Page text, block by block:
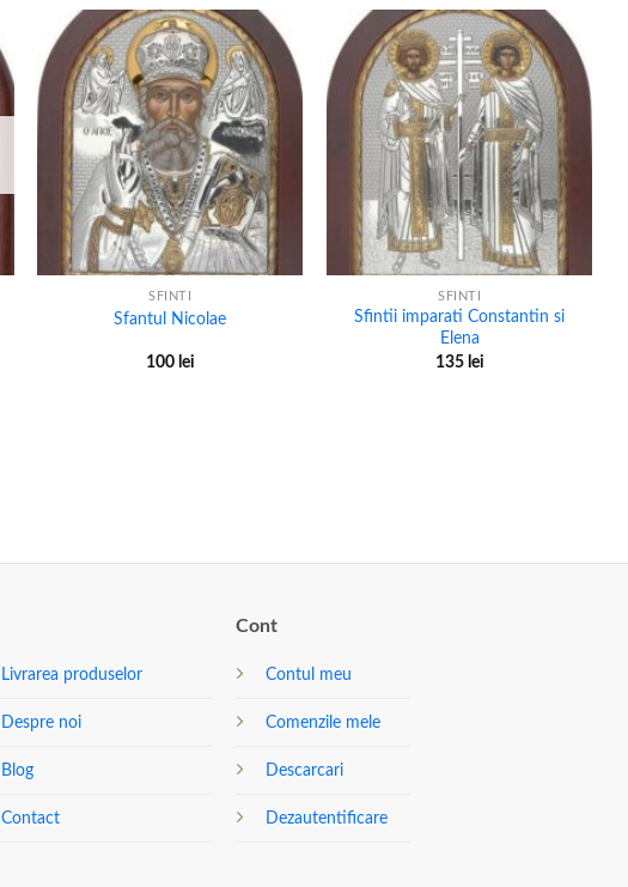
+
SFINTI
Sfantul Nicolae
100 lei
+
SFINTI
Sfintii imparati Constantin si
Elena
135 lei
Livrarea produselor
Despre noi
Blog
Contact
Cont
Contul meu
Comenzile mele
Descarcari
Dezautentificare